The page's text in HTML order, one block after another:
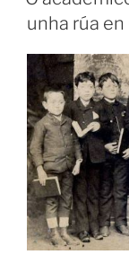
unha rúa